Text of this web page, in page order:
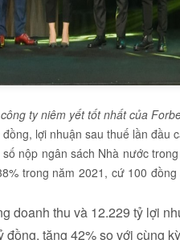
ty niêm yết tốt nhất của
lợi nhuận sau thuế lần đầu
nộp ngân sách Nhà nước
trong năm 2021, cứ 100
doanh thu và 12.229 tỷ lợi
tăng 42% so với cùng